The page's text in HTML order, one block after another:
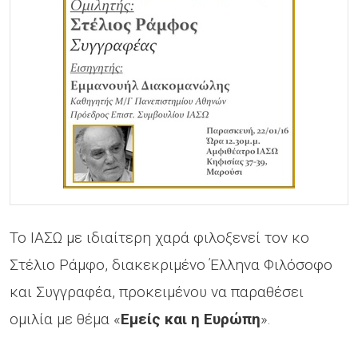
Το ΙΑΣΩ με ιδιαίτερη χαρά φιλοξενεί τον κο
Στέλιο Ράμφο, διακεκριμένο Έλληνα Φιλόσοφο
και Συγγραφέα, προκειμένου να παραθέσει
ομιλία με θέμα «Εμείς και η Ευρώπη».